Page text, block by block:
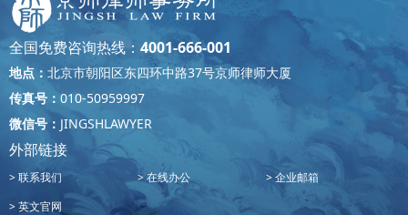
全国免费咨询热线： 4001-666-001
地点： 北京市朝阳区东四环中路37号京师律师大厦
传真号： 010-50959997
微信号： JINGSHLAWYER
外部链接
联系我们 在线办公
企业邮箱
英文官网